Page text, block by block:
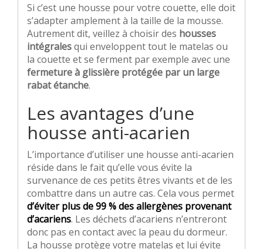
Si c’est une housse pour votre couette, elle doit
s’adapter amplement à la taille de la mousse.
Autrement dit, veillez à choisir des housses
intégralesqui enveloppent tout le matelas ou
la couette et se ferment par exemple avec une
fermeture à glissière protégée par un large
rabat étanche.
Les avantages d’une
housse anti-acarien
L’importance d’utiliser une housse anti-acarien
réside dans le fait qu’elle vous évite la
survenance de ces petits êtres vivants et de les
combattre dans un autre cas. Cela vous permet
d’éviter plus de 99 % des allergènes provenant
d’acariens. Les déchets d’acariens n’entreront
donc pas en contact avec la peau du dormeur.
La housse protège votre matelas et lui évite